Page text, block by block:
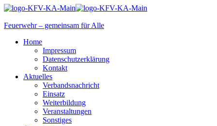
Feuerwehr – gemeinsam für Alle
Home
Impressum
Datenschutzerklärung
Kontakt
Aktuelles
Verbandsnachricht
Einsatz
Weiterbildung
Veranstaltungen
Sonstiges